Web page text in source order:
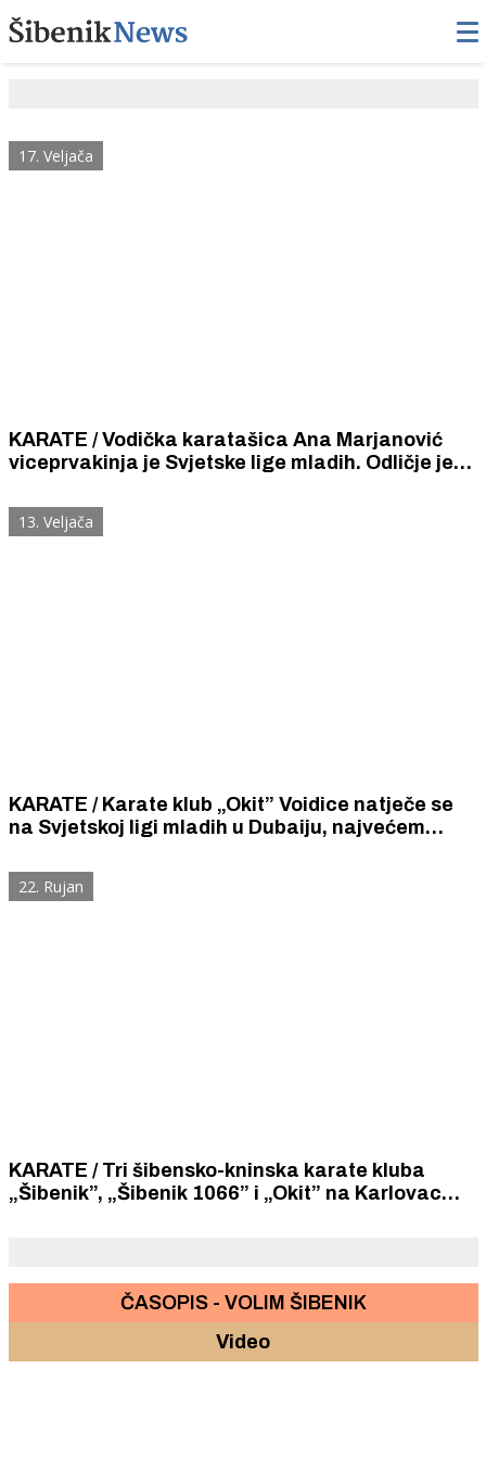
17. Veljača
KARATE / Vodička karatašica Ana Marjanović
viceprvakinja je Svjetske lige mladih. Odličje je
mladih karatašica i karataša .
13. Veljača
KARATE / Karate klub „Okit” Voidice natječe se
na Svjetskoj ligi mladih u Dubaiju, najvećem
konkurenciji 2300 natjecatelja iz 93 države
22. Rujan
KARATE / Tri šibensko-kninska karate kluba
„Šibenik”, „Šibenik 1066” i „Okit” na Karlovac
ČASOPIS - VOLIM ŠIBENIK
Video